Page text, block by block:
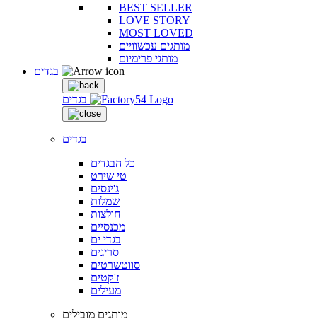
BEST SELLER
LOVE STORY
MOST LOVED
מותגים עכשוויים
מותגי פרימיום
בגדים
בגדים
כל הבגדים
טי שירט
ג'ינסים
שמלות
חולצות
מכנסיים
בגדי ים
סריגים
סווטשרטים
ז'קטים
מעילים
מותגים מובילים